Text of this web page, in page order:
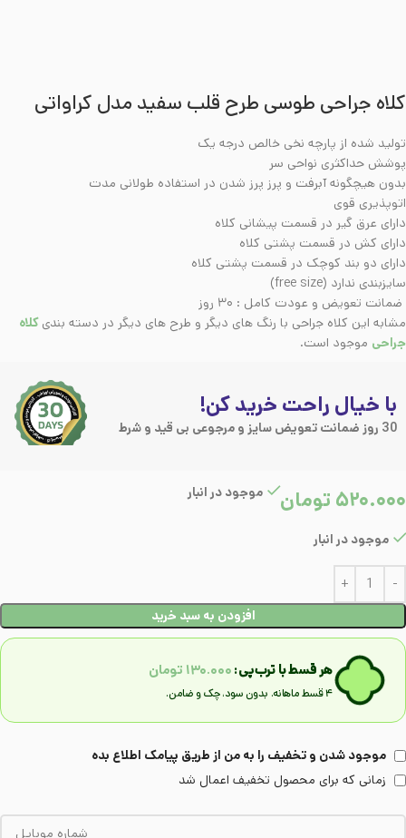
کلاه جراحی طوسی طرح قلب سفید مدل کراواتی
تولید شده از پارچه نخی خالص درجه یک
پوشش حداکثری نواحی سر
بدون هیچگونه آبرفت و پرز پرز شدن در استفاده طولانی مدت
اتوپذیری قوی
دارای عرق گیر در قسمت پیشانی کلاه
دارای کش در قسمت پشتی کلاه
دارای دو بند کوچک در قسمت پشتی کلاه
سایزبندی ندارد (free size)
ضمانت تعویض و عودت کامل : ۳۰ روز
مشابه این کلاه جراحی با رنگ های دیگر و طرح های دیگر در دسته بندی کلاه
جراحی موجود است.
با خیال راحت خرید کن!
30 روز ضمانت تعویض سایز و مرجوعی بی قید و شرط
۵۲۰.۰۰۰ تومان موجود در انبار
موجود در انبار
افزودن به سبد خرید
هر قسط با ترب‌پی:۱۳۰.۰۰۰ تومان
۴ قسط ماهانه. بدون سود، چک و ضامن.
موجود شدن و تخفیف را به من از طریق پیامک اطلاع بده
زمانی که برای محصول تخفیف اعمال شد